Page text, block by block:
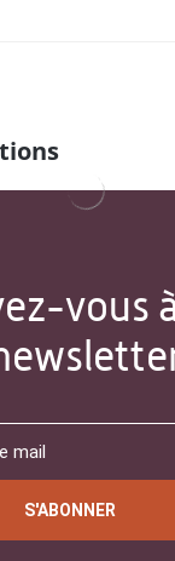
vous
S'ABONNER